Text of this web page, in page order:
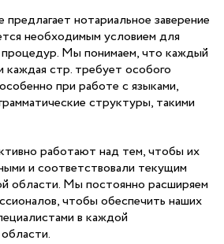
нотариальное заверение
необходимым условием для
Мы понимаем, что каждый
каждая стр. требует особого
при работе с языками,
структуры, такими
работают над тем, чтобы их
и соответствовали текущим
области. Мы постоянно расширяем
чтобы обеспечить наших
в каждой